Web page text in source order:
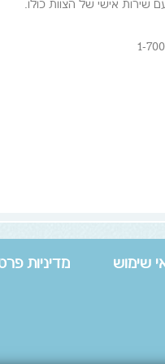
אישי של הצוות כולו.
שימוש מדיניות